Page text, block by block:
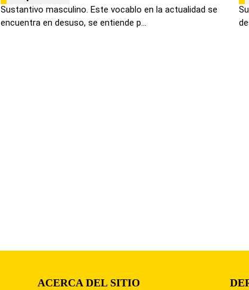
Sustantivo masculino. Este vocablo en la actualidad se
encuentra en desuso, se entiende p...
ACERCA DEL SITIO